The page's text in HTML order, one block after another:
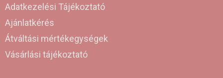
Adatkezelési Tájékoztató
Ajánlatkérés
Átváltási mértékegységek
Vásárlási tájékoztató